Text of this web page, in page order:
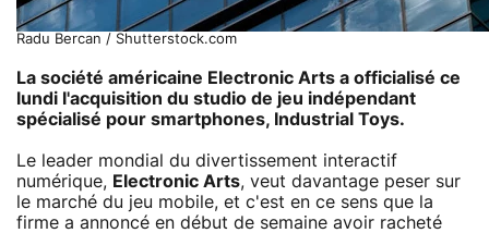
Radu Bercan / Shutterstock.com
La société américaine Electronic Arts a officialisé ce
lundi l'acquisition du studio de jeu indépendant
spécialisé pour smartphones, Industrial Toys.
Le leader mondial du divertissement interactif
numérique, Electronic Arts, veut davantage peser sur
le marché du jeu mobile, et c'est en ce sens que la
firme a annoncé en début de semaine avoir racheté